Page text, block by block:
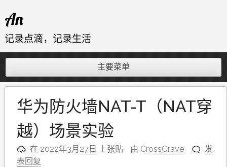
至
内
An
记录点滴，记录生活
主要菜单
华为防火墙NAT-T（NAT穿
越）场景实验
在 2022年3月27日 上张贴 由 CrossGrave
发
表回复